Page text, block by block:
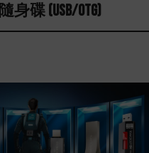
隨身碟 (USB/OTG)